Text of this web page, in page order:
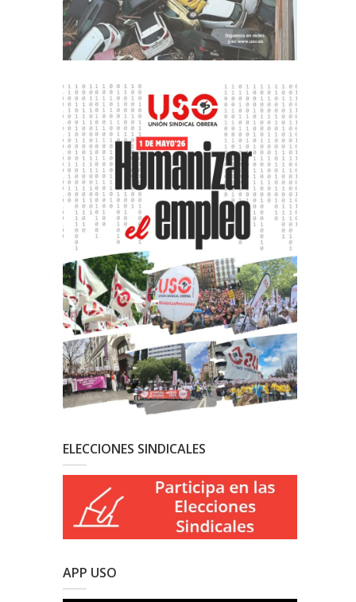
ELECCIONES SINDICALES
APP USO